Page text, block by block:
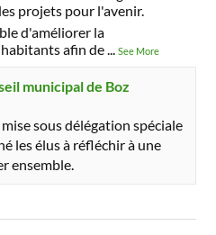
projets pour l'avenir.
d'améliorer la
afin de
...See More
municipal de Boz
sous délégation spéciale
les élus à réfléchir à une
ensemble.